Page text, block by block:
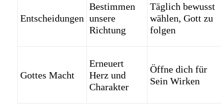
Entscheidungen
Bestimmen
unsere
Richtung
Täglich bewusst
wählen, Gott zu
folgen
Gottes Macht
Erneuert
Herz und
Charakter
Öffne dich für
Sein Wirken